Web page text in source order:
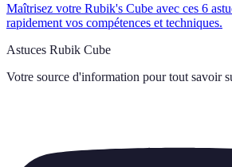
Maîtrisez votre Rubik's Cube avec ces 6
rapidement vos compétences et techniques.
Astuces Rubik Cube
Votre source d'information pour tout savoir